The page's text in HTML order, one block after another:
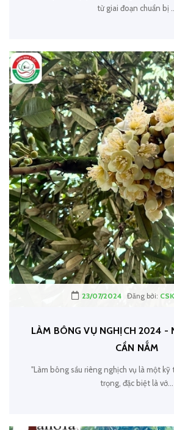
từ giai đoạn chuẩn bị ...
23/07/2024Đăng bởi:
LÀM BÔNG VỤ NGHỊCH 2024 -
CẦN NẮM
"Làm bông sầu riêng nghịch vụ là một
trọng, đặc biệt là vớ...